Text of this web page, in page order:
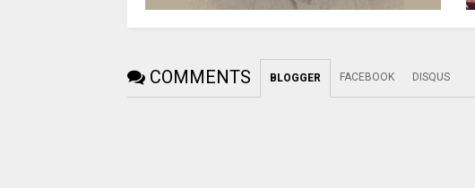
COMMENTS BLOGGER FACEBOOK DISQUS